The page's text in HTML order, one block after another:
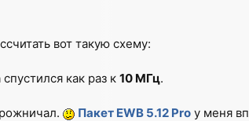
вот такую схему:
как раз к 10 МГц.
Пакет EWB 5.12 Pro у меня